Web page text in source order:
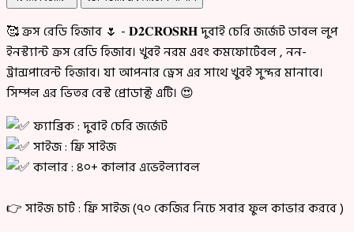
🥰 ক্রস রেডি হিজাব 🌷 - 𝐃𝟐𝐂𝐑𝐎𝐒𝐑𝐇 দুবাই চেরি জর্জেট ডাবল লুপ
ইনস্ট্যান্ট ক্রস রেডি হিজাব। খুবই নরম এবং কমফোর্টেবল , নন-
ট্রান্সপারেন্ট হিজাব। যা আপনার ড্রেস এর সাথে খুবই সুন্দর মানাবে।
সিম্পল এর ভিতর বেস্ট প্রোডাক্ট এটি। 😍
ফ্যাব্রিক : দুবাই চেরি জর্জেট
সাইজ : ফ্রি সাইজ
কালার : ৪০+ কালার এভেইল্যাবল
👉 সাইজ চার্ট : ফ্রি সাইজ (৭০ কেজির নিচে সবার ফুল কাভার করবে )